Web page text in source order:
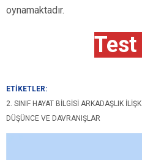
oynamaktadır.
Test
ETİKETLER:
2. SINIF HAYAT BILGISI ARKADAŞLIK
DÜŞÜNCE VE DAVRANIŞLAR